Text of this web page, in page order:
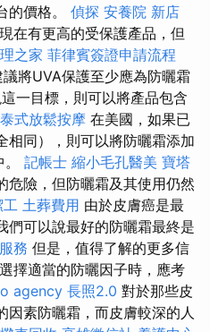
的價格。 偵探 安養院 新店
在有更高的受保護產品，但
之家 菲律賓簽證申請流程
將UVA保護至少應為防曬霜
一目標，則可以將產品包含
式放鬆按摩 在美國，如果已
相同），則可以將防曬霜添加
記帳士 縮小毛孔醫美 寶塔
危險，但防曬霜及其使用仍然
工 土葬費用 由於皮膚癌是最
們可以說最好的防曬霜最終是
務 但是，值得了解的更多信
擇適當的防曬因子時，應考
agency 長照2.0 對於那些皮
因素防曬霜，而皮膚較深的人